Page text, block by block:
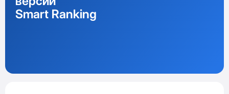
Smart Ranking